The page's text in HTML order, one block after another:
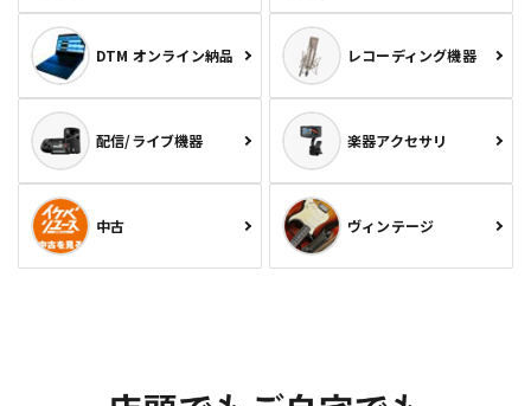
DTM オンライン納品 レコーディング機器
配信/ライブ機器 楽器アクセサリ
中古 ヴィンテージ